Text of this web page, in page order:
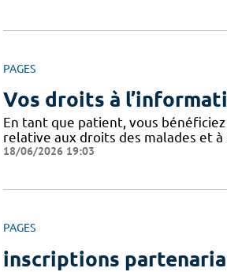
PAGES
Vos droits à
En tant que patient, vous
relative aux droits des malades et
18/06/2026 19:03
PAGES
inscriptions